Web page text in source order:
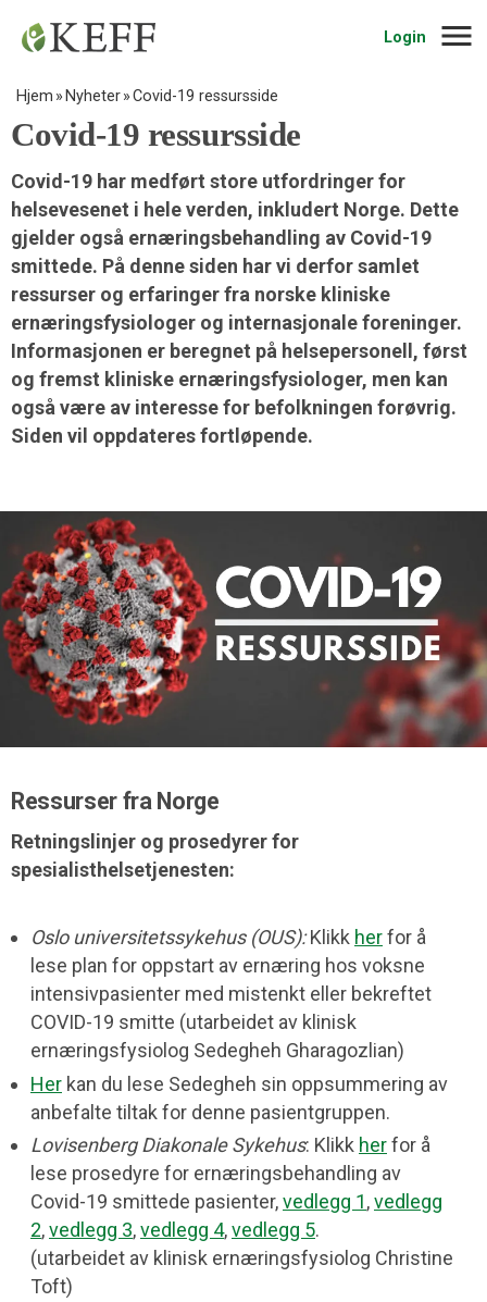
Login
Hjem Nyheter Covid-19 ressursside
Covid-19 ressursside
Covid-19 har medført store utfordringer for
helsevesenet i hele verden, inkludert Norge. Dette
gjelder også ernæringsbehandling av Covid-19
smittede. På denne siden har vi derfor samlet
ressurser og erfaringer fra norske kliniske
ernæringsfysiologer og internasjonale foreninger.
Informasjonen er beregnet på helsepersonell, først
og fremst kliniske ernæringsfysiologer, men kan
også være av interesse for befolkningen forøvrig.
Siden vil oppdateres fortløpende.
Ressurser fra Norge
Retningslinjer og prosedyrer for
spesialisthelsetjenesten:
Oslo universitetssykehus (OUS):Klikk herfor å
lese plan for oppstart av ernæring hos voksne
intensivpasienter med mistenkt eller bekreftet
COVID-19 smitte (utarbeidet av klinisk
ernæringsfysiolog Sedegheh Gharagozlian)
Her kan du lese Sedegheh sin oppsummering av
anbefalte tiltak for denne pasientgruppen.
Lovisenberg Diakonale Sykehus: Klikk herfor å
lese prosedyre for ernæringsbehandling av
Covid-19 smittede pasienter,vedlegg 1,vedlegg
2,vedlegg 3,vedlegg 4,vedlegg 5.
(utarbeidet av klinisk ernæringsfysiolog Christine
Toft)